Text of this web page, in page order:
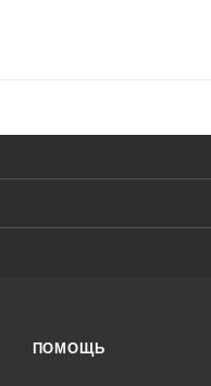
ПОМОЩЬ